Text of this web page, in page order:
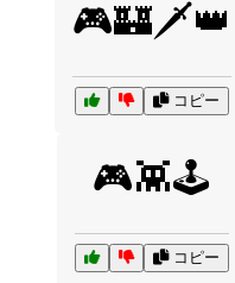
🎮🏰🗡️👑
コピー
🎮👾🕹️
コピー